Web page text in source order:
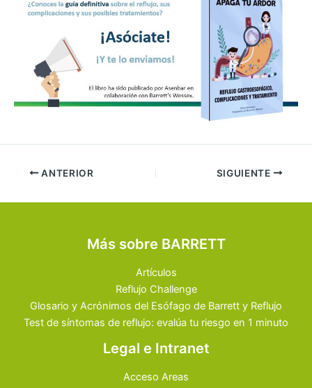
ANTERIOR SIGUIENTE
Más sobre BARRETT
Artículos
Reflujo Challenge
Glosario y Acrónimos del Esófago de Barrett y Reflujo
Test de síntomas de reflujo: evalúa tu riesgo en 1 minuto
Legal e Intranet
Acceso Areas